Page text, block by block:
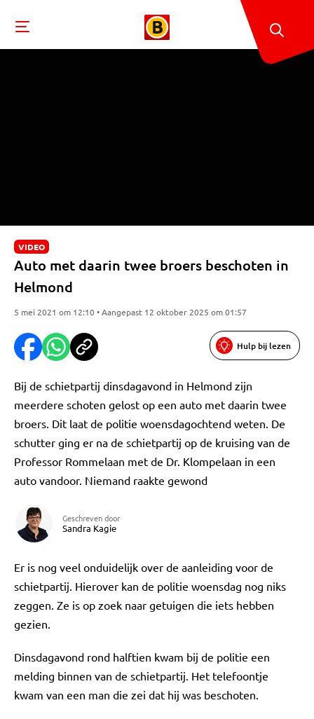
VIDEO
Auto met daarin twee broers beschoten in
Helmond
5 mei 2021 om 12:10 • Aangepast 12 oktober 2025 om 01:57
Hulp bij lezen
Bij de schietpartij dinsdagavond in Helmond zijn
meerdere schoten gelost op een auto met daarin twee
broers. Dit laat de politie woensdagochtend weten. De
schutter ging er na de schietpartij op de kruising van de
Professor Rommelaan met de Dr. Klompelaan in een
auto vandoor. Niemand raakte gewond
Geschreven door
Sandra Kagie
Er is nog veel onduidelijk over de aanleiding voor de
schietpartij. Hierover kan de politie woensdag nog niks
zeggen. Ze is op zoek naar getuigen die iets hebben
gezien.
Dinsdagavond rond halftien kwam bij de politie een
melding binnen van de schietpartij. Het telefoontje
kwam van een man die zei dat hij was beschoten.